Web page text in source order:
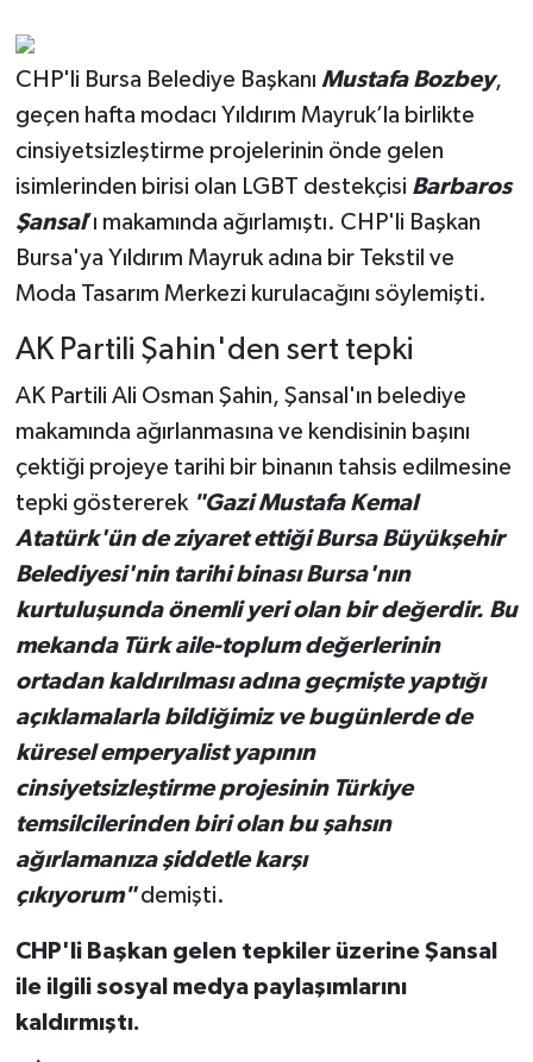
CHP'li Bursa Belediye Başkanı Mustafa Bozbey,
geçen hafta modacı Yıldırım Mayruk’la birlikte
cinsiyetsizleştirme projelerinin önde gelen
isimlerinden birisi olan LGBT destekçisi Barbaros
Şansal’ı makamında ağırlamıştı. CHP'li Başkan
Bursa'ya Yıldırım Mayruk adına bir Tekstil ve
Moda Tasarım Merkezi kurulacağını söylemişti.
AK Partili Şahin'den sert tepki
AK Partili Ali Osman Şahin, Şansal'ın belediye
makamında ağırlanmasına ve kendisinin başını
çektiği projeye tarihi bir binanın tahsis edilmesine
tepki göstererek "Gazi Mustafa Kemal
Atatürk'ün de ziyaret ettiği Bursa Büyükşehir
Belediyesi'nin tarihi binası Bursa'nın
kurtuluşunda önemli yeri olan bir değerdir. Bu
mekanda Türk aile-toplum değerlerinin
ortadan kaldırılması adına geçmişte yaptığı
açıklamalarla bildiğimiz ve bugünlerde de
küresel emperyalist yapının
cinsiyetsizleştirme projesinin Türkiye
temsilcilerinden biri olan bu şahsın
ağırlamanıza şiddetle karşı
çıkıyorum"demişti.
CHP'li Başkan gelen tepkiler üzerine Şansal
ile ilgili sosyal medya paylaşımlarını
kaldırmıştı.